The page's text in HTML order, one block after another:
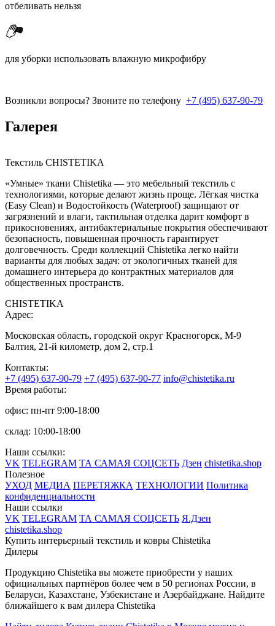
отбеливать нельзя
для уборки использовать влажную микрофибру
Возникли вопросы? Звоните по телефону +7 (495) 637-90-79
Галерея
Текстиль CHISTETIKA
«Умные» ткани Chistetika — это мебельный текстиль с
технологиями, которые делают жизнь проще. Лёгкая чистка
(Easy Clean) и Водостойкость (Waterproof) защищают от
загрязнений и влаги, тактильная отделка дарит комфорт в
прикосновениях, антибактериальные покрытия обеспечивают
безопасность, повышенная прочность гарантирует
долговечность. Среди коллекций Chistetika легко найти
варианты для любых задач: от экологичных тканей для
домашнего интерьера до контрактных материалов для
общественных пространств.
CHISTETIKA
Адрес:
Московская область, городской округ Красногорск, М-9
Балтия, 21-й километр, дом 2, стр.1
Контакты:
+7 (495) 637-90-79 +7 (495) 637-90-77 info@chistetika.ru
Время работы:
офис: пн-пт 9:00-18:00
склад: 10:00-18:00
Наши ссылки:
VK TELEGRAM ТА САМАЯ СОЦСЕТЬ Дзен chistetika.shop
Полезное
УХОД МЕДИА ПЕРЕТЯЖКА ТЕХНОЛОГИИ Политика
конфиденциальности
Наши ссылки
VK TELEGRAM ТА САМАЯ СОЦСЕТЬ Я.Дзен
chistetika.shop
Купить интерьерный текстиль и ковры Chistetika
Дилеры
Продукцию Chistetika вы можете приобрести у наших
официальных партнёров более чем в 50 регионах России, в
Беларуси, Казахстане, Узбекистане и Азербайджане. Найдите
ближайшего к вам дилера Chistetika